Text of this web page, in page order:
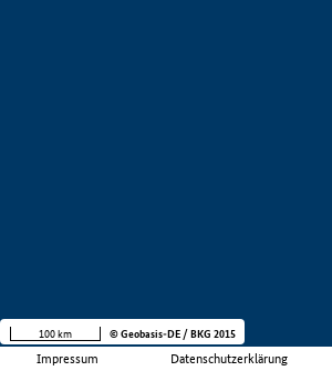
Impressum Datenschutzerklärung
100 km © Geobasis-DE / BKG 2015